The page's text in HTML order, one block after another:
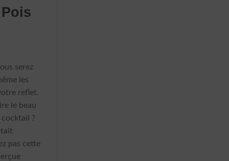
serez
les
reflet.
le beau
?
pas cette